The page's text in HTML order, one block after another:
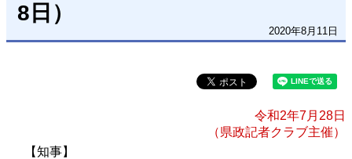
8日）
2020年8月11日
令和2年7月28日
（県政記者クラブ主催）
【知事】